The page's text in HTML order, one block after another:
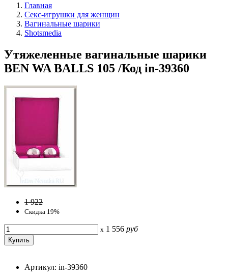
Главная
Секс-игрушки для женщин
Вагинальные шарики
Shotsmedia
Утяжеленные вагинальные шарики
BEN WA BALLS 105 /Код in-39360
1 922
Скидка 19%
x 1 556 руб
Артикул: in-39360